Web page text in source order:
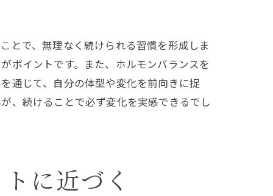
とで、無理なく続けられる習慣を形成しま
ポイントです。また、ホルモンバランスを
通じて、自分の体型や変化を前向きに捉
、続けることで必ず変化を実感できるでし
に近づく